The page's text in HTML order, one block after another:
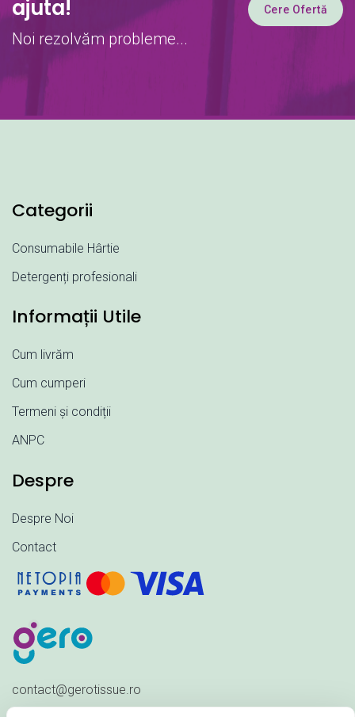
ajuta!
Noi rezolvăm probleme...
Cere Ofertă
Categorii
Consumabile Hârtie
Detergenți profesionali
Informații Utile
Cum livrăm
Cum cumperi
Termeni și condiții
ANPC
Despre
Despre Noi
Contact
contact@gerotissue.ro